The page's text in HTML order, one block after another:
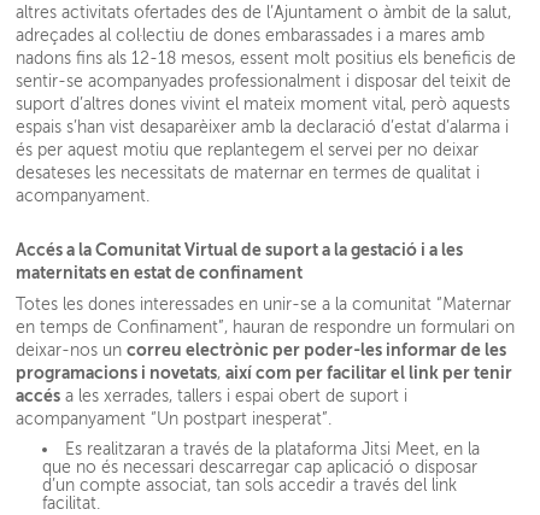
altres activitats ofertades des de l’Ajuntament o àmbit de la salut,
adreçades al col·lectiu de dones embarassades i a mares amb
nadons fins als 12-18 mesos, essent molt positius els beneficis de
sentir-se acompanyades professionalment i disposar del teixit de
suport d’altres dones vivint el mateix moment vital, però aquests
espais s’han vist desaparèixer amb la declaració d’estat d’alarma i
és per aquest motiu que replantegem el servei per no deixar
desateses les necessitats de maternar en termes de qualitat i
acompanyament.
Accés a la Comunitat Virtual de suport a la gestació i a les
maternitats en estat de confinament
Totes les dones interessades en unir-se a la comunitat “Maternar
en temps de Confinament”, hauran de respondre un formulari on
deixar-nos uncorreu electrònic per poder-les informar de les
programacions i novetats,així com per facilitar el link per tenir
accés a les xerrades, tallers i espai obert de suport i
acompanyament “Un postpart inesperat”.
Es realitzaran a través de la plataforma Jitsi Meet, en la
que no és necessari descarregar cap aplicació o disposar
d’un compte associat, tan sols accedir a través del link
facilitat.